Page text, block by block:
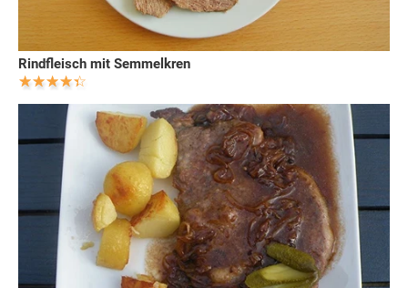
Rindfleisch mit Semmelkren